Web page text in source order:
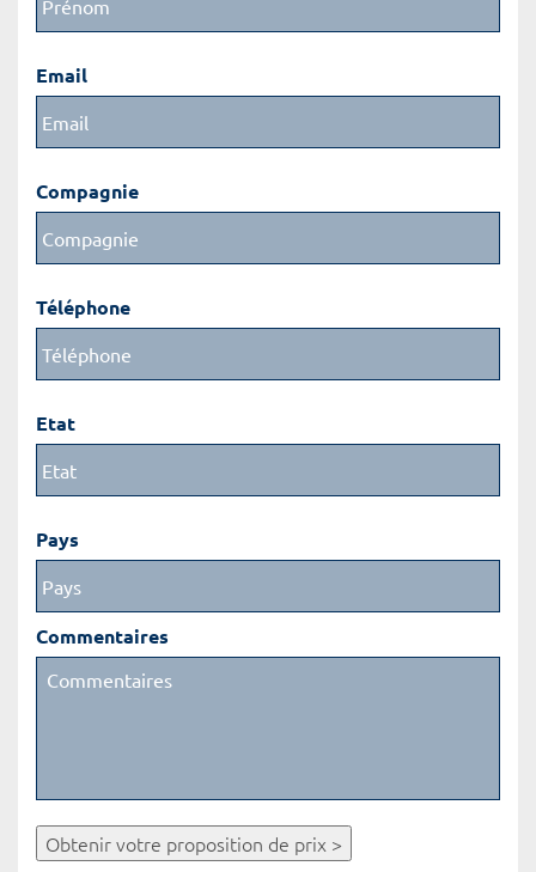
Email
Compagnie
Téléphone
Etat
Pays
Commentaires
Obtenir votre proposition de prix >